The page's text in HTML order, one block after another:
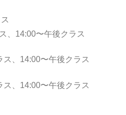
、14:00〜午後クラス
ス、14:00〜午後クラス
ス、14:00〜午後クラス